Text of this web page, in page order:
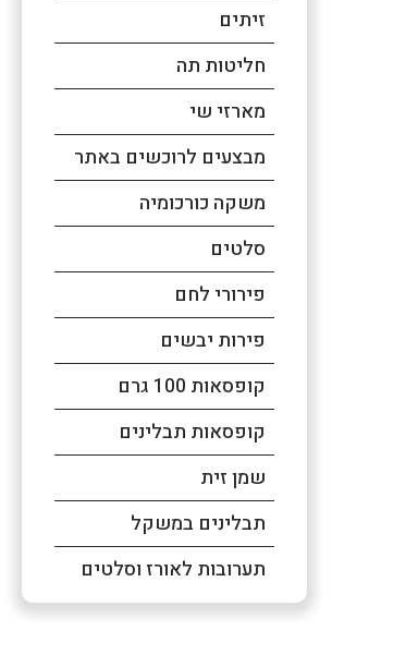
זיתים
חליטות תה
מארזי שי
מבצעים לרוכשים באתר
משקה כורכומיה
סלטים
פירורי לחם
פירות יבשים
קופסאות 100 גרם
קופסאות תבלינים
שמן זית
תבלינים במשקל
תערובות לאורז וסלטים